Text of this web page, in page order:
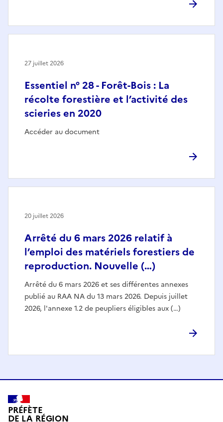
Essentiel n° 28 - Forêt-Bois : La
récolte forestière et l’activité des
scieries en 2020
Accéder au document
27 juillet 2026
Arrêté du 6 mars 2026 relatif à
l’emploi des matériels forestiers de
reproduction. Nouvelle (…)
Arrêté du 6 mars 2026 et ses différentes annexes
publié au RAA NA du 13 mars 2026. Depuis juillet
2026, l'annexe 1.2 de peupliers éligibles aux (…)
20 juillet 2026
PRÉFÈTE
DE LA RÉGION